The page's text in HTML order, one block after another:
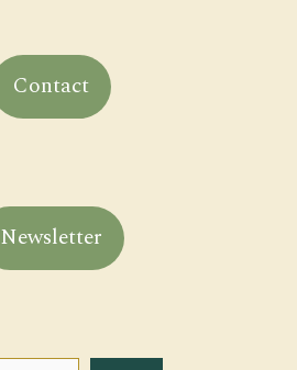
Contact
Newsletter